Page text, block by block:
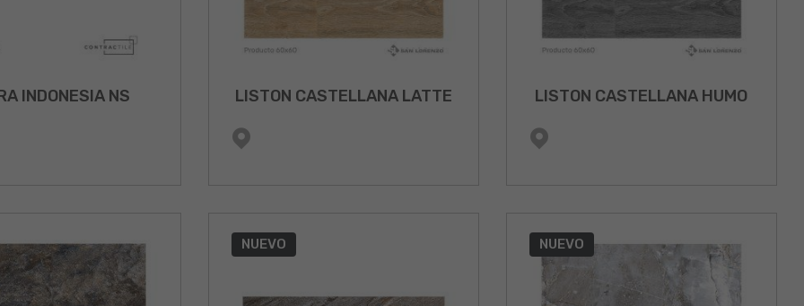
INDONESIA NS LISTON CASTELLANA LATTE LISTON CASTELLANA HUMO
NUEVO NUEVO